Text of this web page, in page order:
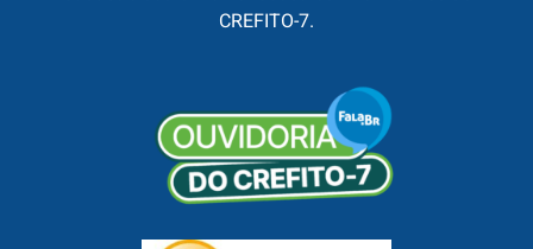
CREFITO-7.